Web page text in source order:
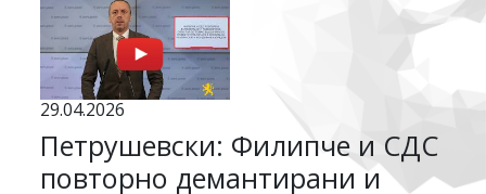
29.04.2026
Петрушевски: Филипче и СДС
повторно демантирани и